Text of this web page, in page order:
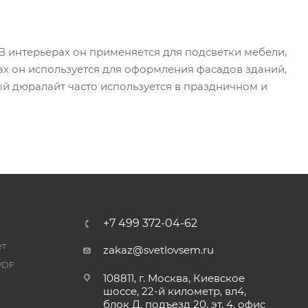
он применяется для подсветки мебели,
он используется для оформления фасадов зданий,
дюралайт часто используется в праздничном и
+7 499 372-04-62
zakaz@svetlovsem.ru
108811, г. Москва, Киевское
шоссе, 22-й километр, вл4,
блок Д, подъезд 20, эт. 4, офис